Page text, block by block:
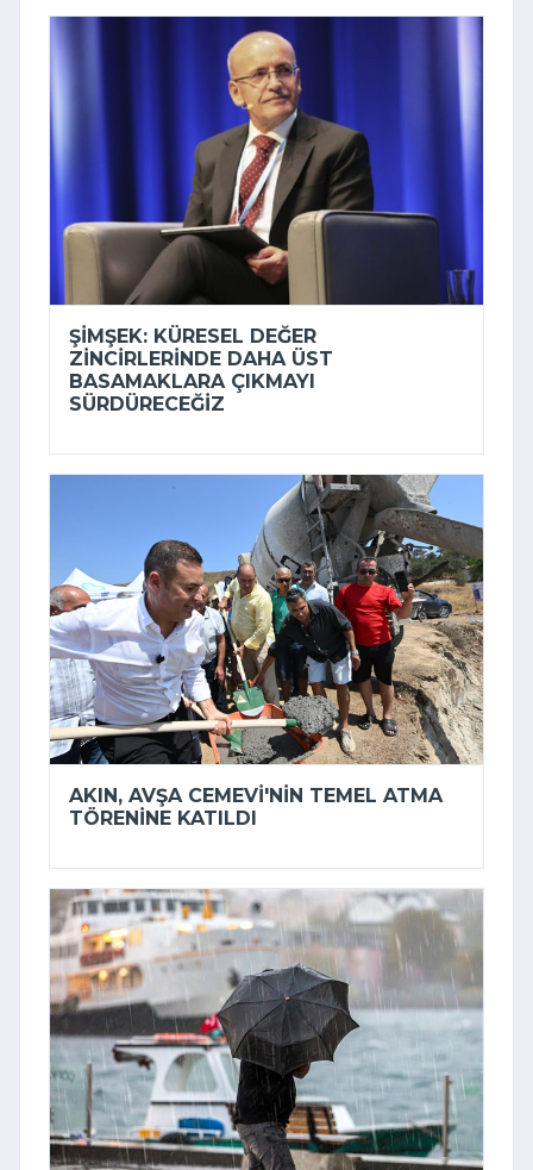
ŞIMŞEK: KÜRESEL DEĞER
ZINCIRLERINDE DAHA ÜST
BASAMAKLARA ÇIKMAYI
SÜRDÜRECEĞIZ
AKIN, AVŞA CEMEVI'NIN TEMEL ATMA
TÖRENINE KATILDI